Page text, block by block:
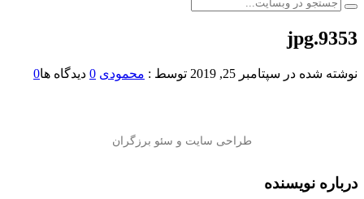
9353.jpg
نوشته شده در سپتامبر 25, 2019 توسط : محمودی 0 دیدگاه ها0
درباره نویسنده